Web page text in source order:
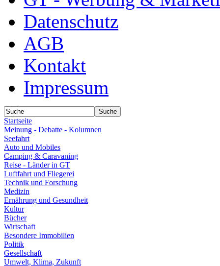
Datenschutz
AGB
Kontakt
Impressum
Startseite
Meinung - Debatte - Kolumnen
Seefahrt
Auto und Mobiles
Camping & Caravaning
Reise - Länder in GT
Luftfahrt und Fliegerei
Technik und Forschung
Medizin
Ernährung und Gesundheit
Kultur
Bücher
Wirtschaft
Besondere Immobilien
Politik
Gesellschaft
Umwelt, Klima, Zukunft